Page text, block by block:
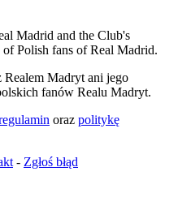
Madrid and the Club's
Polish fans of Real Madrid.
Madryt ani jego
fanów Realu Madryt.
oraz politykę
- Zgłoś błąd